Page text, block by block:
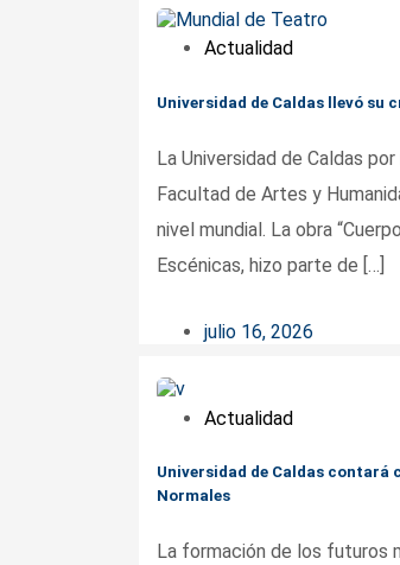
Actualidad
Universidad de Caldas llevó su
La Universidad de Caldas
Facultad de Artes y
nivel mundial. La obra
Escénicas, hizo parte de […]
julio 16, 2026
Actualidad
Universidad de Caldas contará
Normales
La formación de los futuros